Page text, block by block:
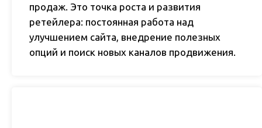
продаж. Это точка роста и развития
ретейлера: постоянная работа над
улучшением сайта, внедрение полезных
опций и поиск новых каналов продвижения.